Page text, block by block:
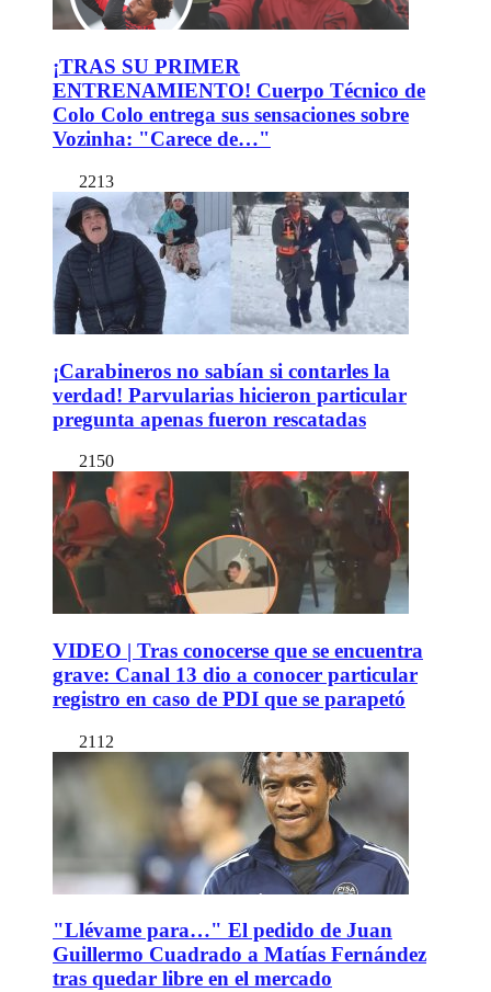
¡TRAS SU PRIMER
ENTRENAMIENTO! Cuerpo Técnico de
Colo Colo entrega sus sensaciones sobre
Vozinha: "Carece de…"
2213
¡Carabineros no sabían si contarles la
verdad! Parvularias hicieron particular
pregunta apenas fueron rescatadas
2150
VIDEO | Tras conocerse que se encuentra
grave: Canal 13 dio a conocer particular
registro en caso de PDI que se parapetó
2112
"Llévame para…" El pedido de Juan
Guillermo Cuadrado a Matías Fernández
tras quedar libre en el mercado